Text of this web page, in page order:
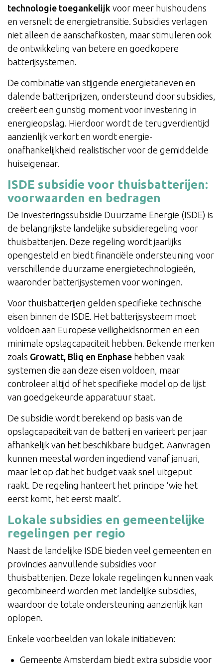
technologie toegankelijk voor meer huishoudens
en versnelt de energietransitie. Subsidies verlagen
niet alleen de aanschafkosten, maar stimuleren ook
de ontwikkeling van betere en goedkopere
batterijsystemen.
De combinatie van stijgende energietarieven en
dalende batterijprijzen, ondersteund door subsidies,
creëert een gunstig moment voor investering in
energieopslag. Hierdoor wordt de terugverdientijd
aanzienlijk verkort en wordt energie-
onafhankelijkheid realistischer voor de gemiddelde
huiseigenaar.
ISDE subsidie voor thuisbatterijen:
voorwaarden en bedragen
De Investeringssubsidie Duurzame Energie (ISDE) is
de belangrijkste landelijke subsidieregeling voor
thuisbatterijen. Deze regeling wordt jaarlijks
opengesteld en biedt financiële ondersteuning voor
verschillende duurzame energietechnologieën,
waaronder batterijsystemen voor woningen.
Voor thuisbatterijen gelden specifieke technische
eisen binnen de ISDE. Het batterijsysteem moet
voldoen aan Europese veiligheidsnormen en een
minimale opslagcapaciteit hebben. Bekende merken
zoals Growatt, Bliq en Enphase hebben vaak
systemen die aan deze eisen voldoen, maar
controleer altijd of het specifieke model op de lijst
van goedgekeurde apparatuur staat.
De subsidie wordt berekend op basis van de
opslagcapaciteit van de batterij en varieert per jaar
afhankelijk van het beschikbare budget. Aanvragen
kunnen meestal worden ingediend vanaf januari,
maar let op dat het budget vaak snel uitgeput
raakt. De regeling hanteert het principe ‘wie het
eerst komt, het eerst maalt’.
Lokale subsidies en gemeentelijke
regelingen per regio
Naast de landelijke ISDE bieden veel gemeenten en
provincies aanvullende subsidies voor
thuisbatterijen. Deze lokale regelingen kunnen vaak
gecombineerd worden met landelijke subsidies,
waardoor de totale ondersteuning aanzienlijk kan
oplopen.
Enkele voorbeelden van lokale initiatieven:
Gemeente Amsterdam biedt extra subsidie voor